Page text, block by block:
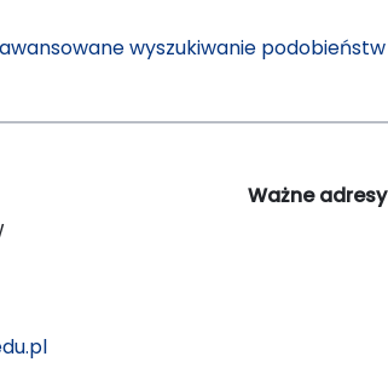
wyszukiwanie podobieństw
Ważne adresy